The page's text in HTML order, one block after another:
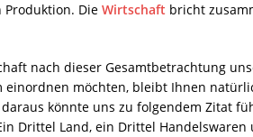
Die Wirtschaft bricht
nach dieser Gesamtbetrachtung
einordnen möchten, bleibt Ihnen
könnte uns zu folgendem Zitat
Drittel Land, ein Drittel